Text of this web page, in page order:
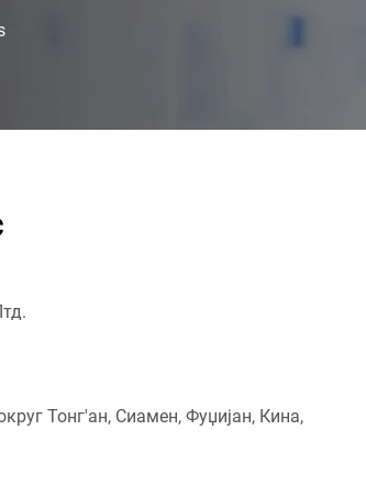
Тонг'ан, Сиамен, Фуџијан, Кина,